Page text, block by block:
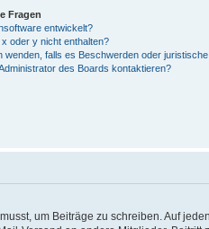
Fragen
entwickelt?
oder y nicht enthalten?
wenden, falls es Beschwerden oder
des Boards kontaktieren?
um Beiträge zu schreiben. Auf